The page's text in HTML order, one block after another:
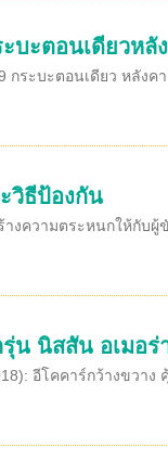
บะตอนเดียวห
กระบะตอนเดียว หลั
วิธีป้องกัน
ความตระหนกให้กับผู้
น นิสสัน อเมอร่
อีโคคาร์กว้างขว